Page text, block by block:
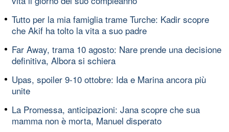
Tutto per la mia famiglia trame Turche: Kadir scopre
che Akif ha tolto la vita a suo padre
Far Away, trama 10 agosto: Nare prende una decisione
definitiva, Albora si schiera
Upas, spoiler 9-10 ottobre: Ida e Marina ancora più
unite
La Promessa, anticipazioni: Jana scopre che sua
mamma non è morta, Manuel disperato